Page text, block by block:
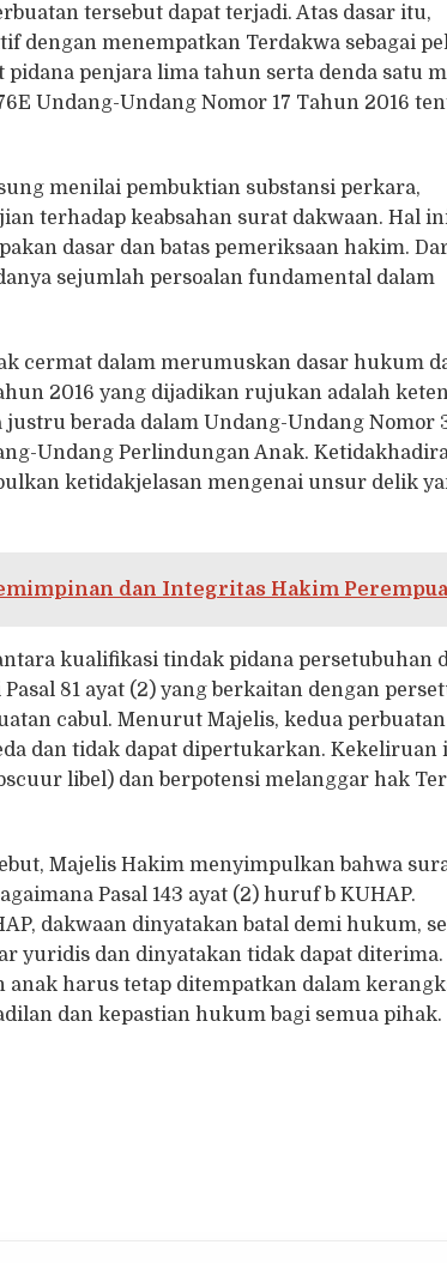
tersebut dapat terjadi. Atas dasar itu,
dengan menempatkan Terdakwa sebagai
penjara lima tahun serta denda satu
Undang-Undang Nomor 17 Tahun 2016
menilai pembuktian substansi perkara,
terhadap keabsahan surat dakwaan. Hal
dasar dan batas pemeriksaan hakim.
sejumlah persoalan fundamental dalam
cermat dalam merumuskan dasar hukum
2016 yang dijadikan rujukan adalah
berada dalam Undang-Undang Nomor
Undang Perlindungan Anak.
ketidakjelasan mengenai unsur delik
dan Integritas Hakim
kualifikasi tindak pidana persetubuhan
81 ayat (2) yang berkaitan dengan
cabul. Menurut Majelis, kedua perbuatan
dan tidak dapat dipertukarkan. Kekeliruan
libel) dan berpotensi melanggar hak
Majelis Hakim menyimpulkan bahwa
Pasal 143 ayat (2) huruf b KUHAP.
dakwaan dinyatakan batal demi hukum,
yuridis dan dinyatakan tidak dapat diterima.
harus tetap ditempatkan dalam
dan kepastian hukum bagi semua pihak.